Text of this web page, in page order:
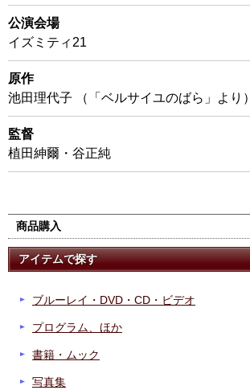
公演会場
イズミティ21
原作
池田理代子 （「ベルサイユのばら」より）
監督
植田紳爾・谷正純
商品購入
アイテムで探す
ブルーレイ・DVD・CD・ビデオ
プログラム、ほか
書籍・ムック
写真集